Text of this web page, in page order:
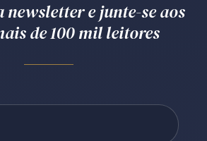
newsletter e junte-se aos
de 100 mil leitores